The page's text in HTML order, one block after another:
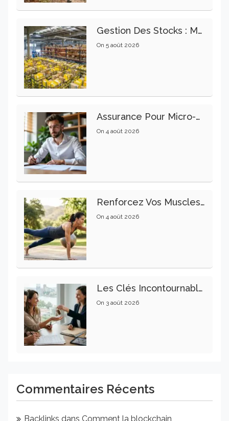
Gestion Des Stocks : Meilleures Pratiques Intralogistiques
On 5 août 2026
Assurance Pour Micro-Entrepreneur : Les Garanties Essentielles À Connaître
On 4 août 2026
Renforcez Vos Muscles Profonds Pour Apaiser Votre Mal De Dos
On 4 août 2026
Les Clés Incontournables Pour Réussir Vos Transactions Immobilières
On 3 août 2026
Commentaires Récents
Backlinks dans Comment la blockchain